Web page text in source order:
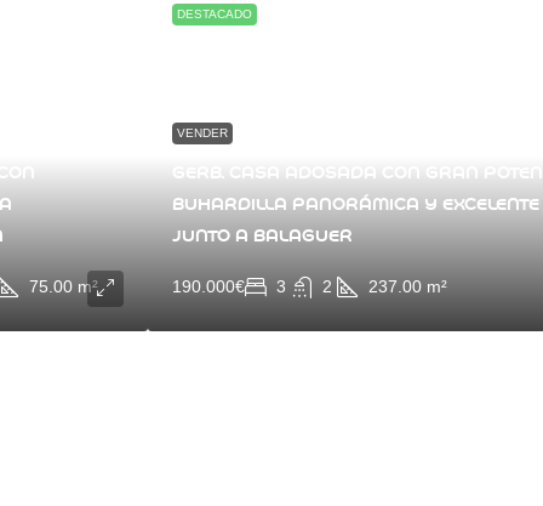
75.00 m²
VENDER
BUHARDILLA PANORÁMICA Y
JUNTO A BALAGUER
190.000€ 3 2 237.00 m²
DESTACADO